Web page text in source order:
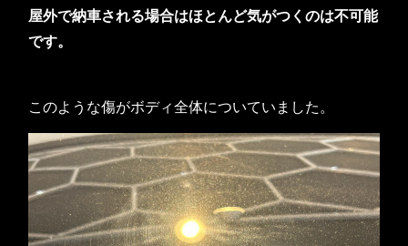
屋外で納車される場合はほとんど気がつくのは不可能
です。
このような傷がボディ全体についていました。